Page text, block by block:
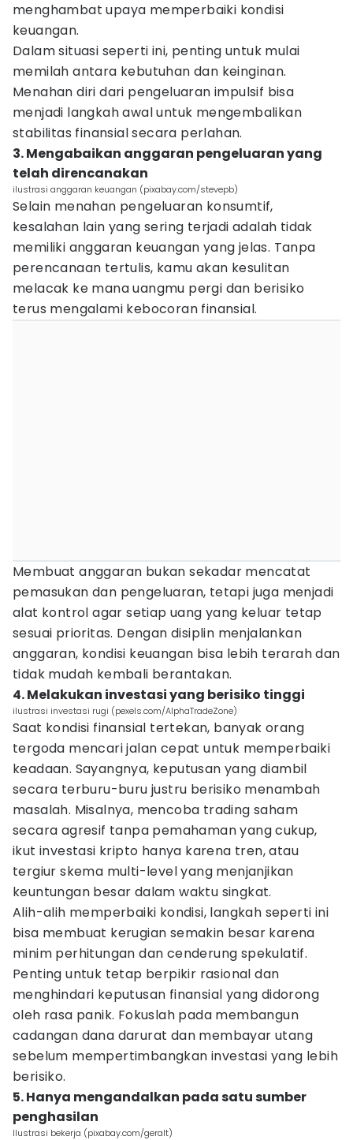
menghambat upaya memperbaiki kondisi
keuangan.
Dalam situasi seperti ini, penting untuk mulai
memilah antara kebutuhan dan keinginan.
Menahan diri dari pengeluaran impulsif bisa
menjadi langkah awal untuk mengembalikan
stabilitas finansial secara perlahan.
3. Mengabaikan anggaran pengeluaran yang
telah direncanakan
ilustrasi anggaran keuangan (pixabay.com/stevepb)
Selain menahan pengeluaran konsumtif,
kesalahan lain yang sering terjadi adalah tidak
memiliki anggaran keuangan yang jelas. Tanpa
perencanaan tertulis, kamu akan kesulitan
melacak ke mana uangmu pergi dan berisiko
terus mengalami kebocoran finansial.
Membuat anggaran bukan sekadar mencatat
pemasukan dan pengeluaran, tetapi juga menjadi
alat kontrol agar setiap uang yang keluar tetap
sesuai prioritas. Dengan disiplin menjalankan
anggaran, kondisi keuangan bisa lebih terarah dan
tidak mudah kembali berantakan.
4. Melakukan investasi yang berisiko tinggi
ilustrasi investasi rugi (pexels.com/AlphaTradeZone)
Saat kondisi finansial tertekan, banyak orang
tergoda mencari jalan cepat untuk memperbaiki
keadaan. Sayangnya, keputusan yang diambil
secara terburu-buru justru berisiko menambah
masalah. Misalnya, mencoba trading saham
secara agresif tanpa pemahaman yang cukup,
ikut investasi kripto hanya karena tren, atau
tergiur skema multi-level yang menjanjikan
keuntungan besar dalam waktu singkat.
Alih-alih memperbaiki kondisi, langkah seperti ini
bisa membuat kerugian semakin besar karena
minim perhitungan dan cenderung spekulatif.
Penting untuk tetap berpikir rasional dan
menghindari keputusan finansial yang didorong
oleh rasa panik. Fokuslah pada membangun
cadangan dana darurat dan membayar utang
sebelum mempertimbangkan investasi yang lebih
berisiko.
5. Hanya mengandalkan pada satu sumber
penghasilan
Ilustrasi bekerja (pixabay.com/geralt)